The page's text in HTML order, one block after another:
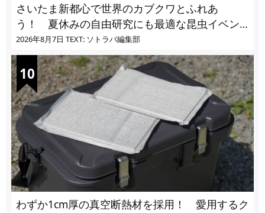
さいたま新都心で世界のカブクワとふれあ
う！ 夏休みの自由研究にも最適な昆虫イベン
ト
2026年8月7日 TEXT: ソトラバ編集部
わずか1cm厚の真空断熱材を採用！ 愛用するク